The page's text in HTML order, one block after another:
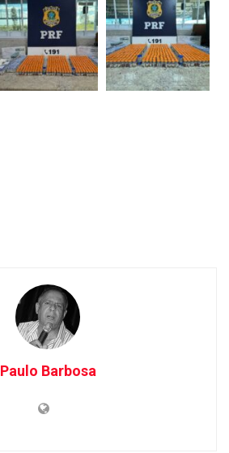
Paulo Barbosa